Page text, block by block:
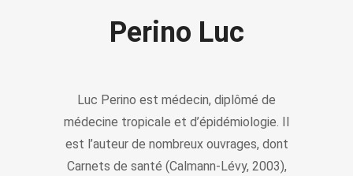
Perino Luc
Luc Perino est médecin, diplômé de
médecine tropicale et d’épidémiologie. Il
est l’auteur de nombreux ouvrages, dont
Carnets de santé (Calmann-Lévy, 2003),